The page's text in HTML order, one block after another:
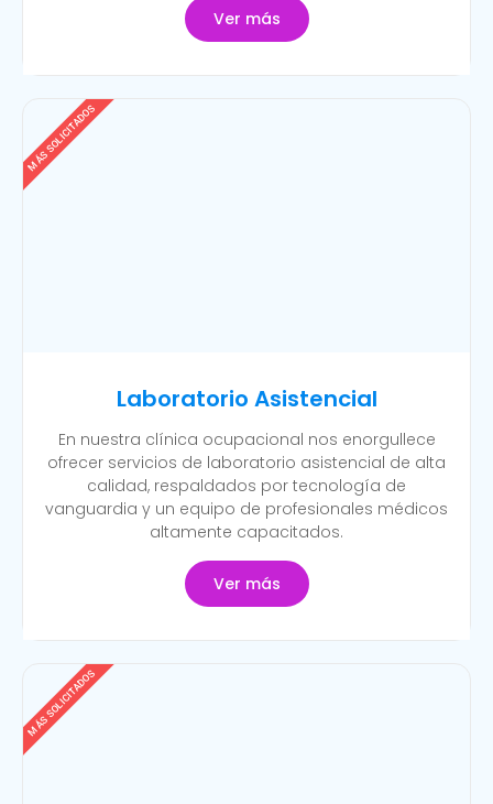
Ver más
Laboratorio Asistencial
En nuestra clínica ocupacional nos enorgullece
ofrecer servicios de laboratorio asistencial de alta
calidad, respaldados por tecnología de
vanguardia y un equipo de profesionales médicos
altamente capacitados.
Ver más
MÁS SOLICITADOS
MÁS SOLICITADOS